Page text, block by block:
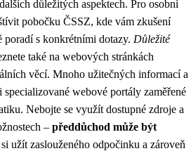
důležitých aspektech. Pro osobní
pobočku ČSSZ, kde vám zkušení
poradí s konkrétními dotazy. Důležité
také na webových stránkách
věcí. Mnoho užitečných informací a
webové portály zaměřené
Nebojte se využít dostupné zdroje a
– předdůchod může být
užít zaslouženého odpočinku a zároveň